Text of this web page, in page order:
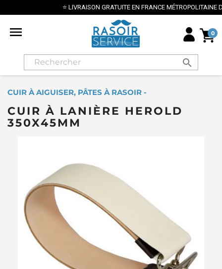
⭐ LIVRAISON GRATUITE EN FRANCE MÉTROPOLITAINE DÈS 70€ ⭐
 0
search
CUIR À AIGUISER, PÂTES À RASOIR -
CUIR À LANIÈRE HEROLD
350X45MM